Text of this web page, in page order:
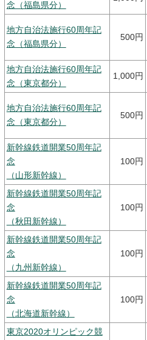
念（福島県分）
地方自治法施行60周年記
念（福島県分）
500円
地方自治法施行60周年記
念（東京都分）
1,000円
地方自治法施行60周年記
念（東京都分）
500円
新幹線鉄道開業50周年記
念
（山形新幹線）
100円
新幹線鉄道開業50周年記
念
（秋田新幹線）
100円
新幹線鉄道開業50周年記
念
（九州新幹線）
100円
新幹線鉄道開業50周年記
念
（北海道新幹線）
100円
東京2020オリンピック競